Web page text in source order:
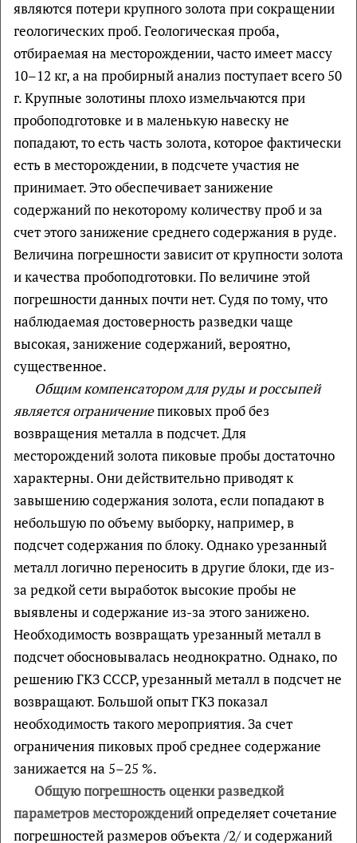
являются потери крупного золота при сокращении
геологических проб. Геологическая проба,
отбираемая на месторождении, часто имеет массу
10–12 кг, а на пробирный анализ поступает всего 50
г. Крупные золотины плохо измельчаются при
пробоподготовке и в маленькую навеску не
попадают, то есть часть золота, которое фактически
есть в месторождении, в подсчете участия не
принимает. Это обеспечивает занижение
содержаний по некоторому количеству проб и за
счет этого занижение среднего содержания в руде.
Величина погрешности зависит от крупности золота
и качества пробоподготовки. По величине этой
погрешности данных почти нет. Судя по тому, что
наблюдаемая достоверность разведки чаще
высокая, занижение содержаний, вероятно,
существенное.
Общим компенсатором для руды и россыпей
является ограничениепиковых проб без
возвращения металла в подсчет. Для
месторождений золота пиковые пробы достаточно
характерны. Они действительно приводят к
завышению содержания золота, если попадают в
небольшую по объему выборку, например, в
подсчет содержания по блоку. Однако урезанный
металл логично переносить в другие блоки, где из-
за редкой сети выработок высокие пробы не
выявлены и содержание из-за этого занижено.
Необходимость возвращать урезанный металл в
подсчет обосновывалась неоднократно. Однако, по
решению ГКЗ СССР, урезанный металл в подсчет не
возвращают. Большой опыт ГКЗ показал
необходимость такого мероприятия. За счет
ограничения пиковых проб среднее содержание
занижается на 5–25 %.
Общую погрешность оценки разведкой
параметров месторожденийопределяет сочетание
погрешностей размеров объекта /2/ и содержаний